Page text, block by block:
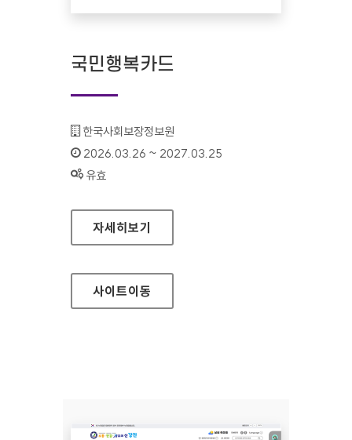
국민행복카드
기관명 :
한국사회보장정보원
인증기간 :
2026.03.26 ~ 2027.03.25
상태 :
유효
국민행복카드
자세히보기
사이트이동